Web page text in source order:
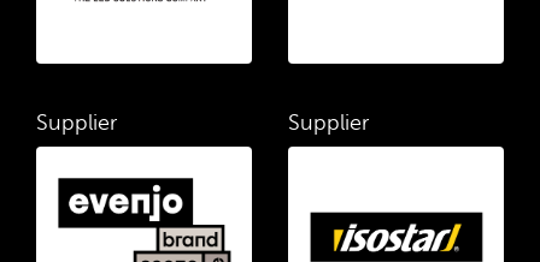
Supplier Supplier